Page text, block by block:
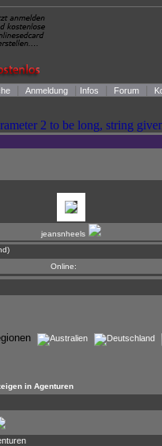
| Anmeldung| Infos Forum|
2 to be long, string
jeansnheels
)
Online:
in Agenturen